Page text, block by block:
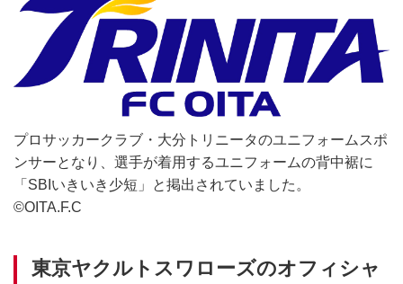
プロサッカークラブ・大分トリニータのユニフォームスポ
ンサーとなり、選手が着用するユニフォームの背中裾に
「SBIいきいき少短」と掲出されていました。
©OITA.F.C
東京ヤクルトスワローズのオフィシャ